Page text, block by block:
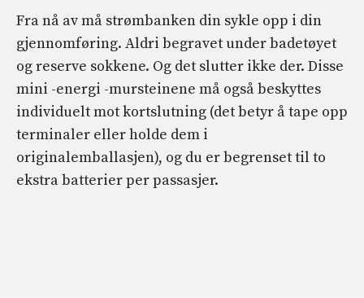
Fra nå av må strømbanken din sykle opp i din
gjennomføring. Aldri begravet under badetøyet
og reserve sokkene. Og det slutter ikke der. Disse
mini -energi -mursteinene må også beskyttes
individuelt mot kortslutning (det betyr å tape opp
terminaler eller holde dem i
originalemballasjen), og du er begrenset til to
ekstra batterier per passasjer.